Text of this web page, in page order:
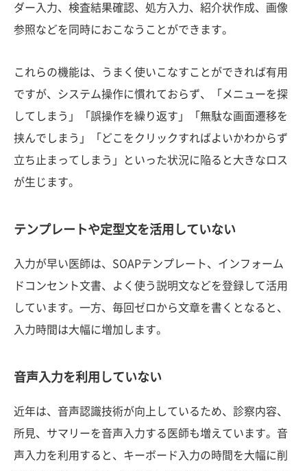
ダー入力、検査結果確認、処方入力、紹介状作成、画像
参照などを同時におこなうことができます。
これらの機能は、うまく使いこなすことができれば有用
ですが、システム操作に慣れておらず、「メニューを探
してしまう」「誤操作を繰り返す」「無駄な画面遷移を
挟んでしまう」「どこをクリックすればよいかわからず
立ち止まってしまう」といった状況に陥ると大きなロス
が生じます。
テンプレートや定型文を活用していない
入力が早い医師は、SOAPテンプレート、インフォーム
ドコンセント文書、よく使う説明文などを登録して活用
しています。一方、毎回ゼロから文章を書くとなると、
入力時間は大幅に増加します。
音声入力を利用していない
近年は、音声認識技術が向上しているため、診察内容、
所見、サマリーを音声入力する医師も増えています。音
声入力を利用すると、キーボード入力の時間を大幅に削